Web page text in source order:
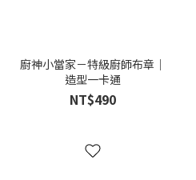
廚神小當家－特級廚師布章｜
造型一卡通
NT$490